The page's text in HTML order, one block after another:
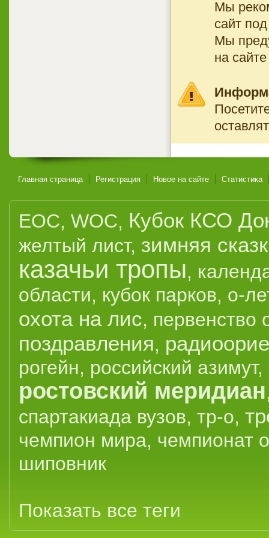
Мы
сайт
Мы
на
Главная страница Регистрация Новое на сайте Статистика
EOC, WOC, Кубок КСО
желтый лист, зимняя
казачьи тропы,
области, кубок парков, о-
охота на лис, первенство
поздравления,
рогейн, российский азимут,
ростовский меридиан
спартакиада вузов, тр-о,
чемпион мира, чемпионат
шиповник
Показать все теги